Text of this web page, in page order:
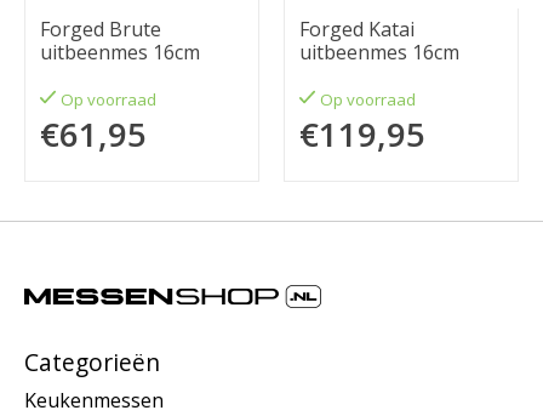
Forged Brute
uitbeenmes 16cm
Op voorraad
€61,95
Forged Katai
uitbeenmes 16cm
Op voorraad
€119,95
Categorieën
Keukenmessen